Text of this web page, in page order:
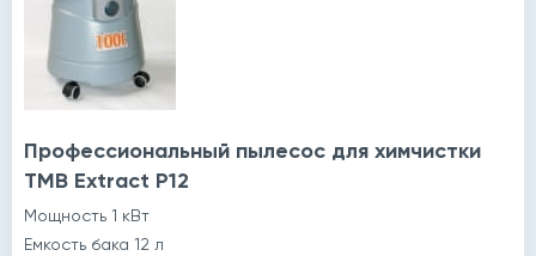
Профессиональный пылесос для химчистки
TMB Extract P12
Мощность 1 кВт
Емкость бака 12 л